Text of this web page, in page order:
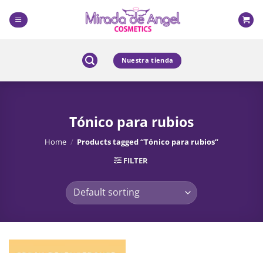
content
Nuestra tienda
Tónico para rubios
Home / Products tagged “Tónico para rubios”
FILTER